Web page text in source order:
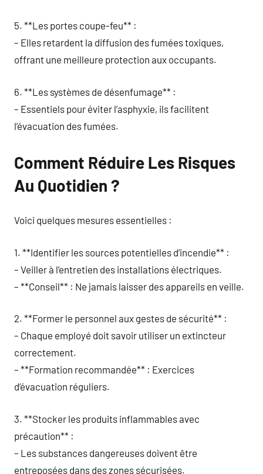
5. **Les portes coupe-feu** :
– Elles retardent la diffusion des fumées toxiques,
offrant une meilleure protection aux occupants.
6. **Les systèmes de désenfumage** :
– Essentiels pour éviter l’asphyxie, ils facilitent
l’évacuation des fumées.
Comment Réduire Les Risques
Au Quotidien ?
Voici quelques mesures essentielles :
1. **Identifier les sources potentielles d’incendie** :
– Veiller à l’entretien des installations électriques.
– **Conseil** : Ne jamais laisser des appareils en veille.
2. **Former le personnel aux gestes de sécurité** :
– Chaque employé doit savoir utiliser un extincteur
correctement.
– **Formation recommandée** : Exercices
d’évacuation réguliers.
3. **Stocker les produits inflammables avec
précaution** :
– Les substances dangereuses doivent être
entreposées dans des zones sécurisées.